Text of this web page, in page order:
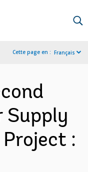
Cette page en : Français
Supply
: